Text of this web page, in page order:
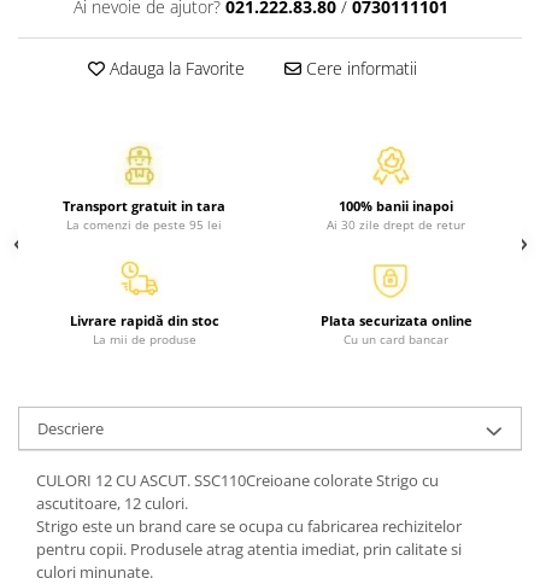
Povesti si povestiri
Atlase, dictionare si enciclopedii
Benzi desenate
Carte prescolara
Carti pentru copii
Grafice
Literatura si fictiune
Povesti si povestiri
Dictionare si enciclopedii
Atlase
Atlase, dictionare si enciclopedii
Dictionare de limba romana
Dictionare tematice
Ai nevoie de ajutor? 021.222.83.80 / 0730111101
Adauga la Favorite Cere informatii
Transport gratuit in tara
La comenzi de peste 95 lei
100% banii inapoi
Ai 30 zile drept de retur
Livrare rapidă din stoc
La mii de produse
Plata securizata online
Cu un card bancar
Descriere
CULORI 12 CU ASCUT. SSC110Creioane colorate Strigo cu
ascutitoare, 12 culori.
Strigo este un brand care se ocupa cu fabricarea rechizitelor
pentru copii. Produsele atrag atentia imediat, prin calitate si
culori minunate.